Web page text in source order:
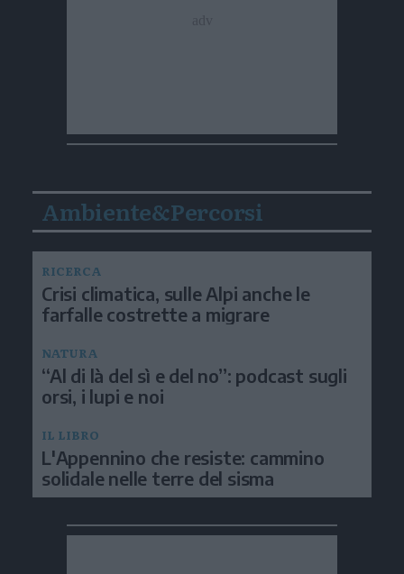
Ambiente&Percorsi
RICERCA
Crisi climatica, sulle Alpi anche le
farfalle costrette a migrare
NATURA
“Al di là del sì e del no”: podcast sugli
orsi, i lupi e noi
IL LIBRO
L'Appennino che resiste: cammino
solidale nelle terre del sisma